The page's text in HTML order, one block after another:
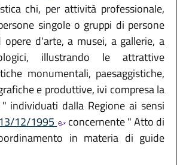
chi, per attività professionale,
singole o gruppi di persone
opere d'arte, a musei, a gallerie, a
illustrando le attrattive
monumentali, paesaggistiche,
e produttive, ivi compresa la
individuati dalla Regione ai sensi
12/1995
concernente " Atto di
in materia di guide